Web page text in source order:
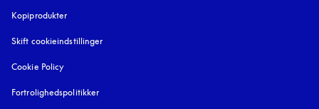
Kopiprodukter
Skift cookieindstillinger
Cookie Policy
Fortrolighedspolitikker